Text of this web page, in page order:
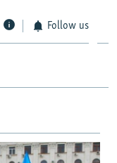
Follow us